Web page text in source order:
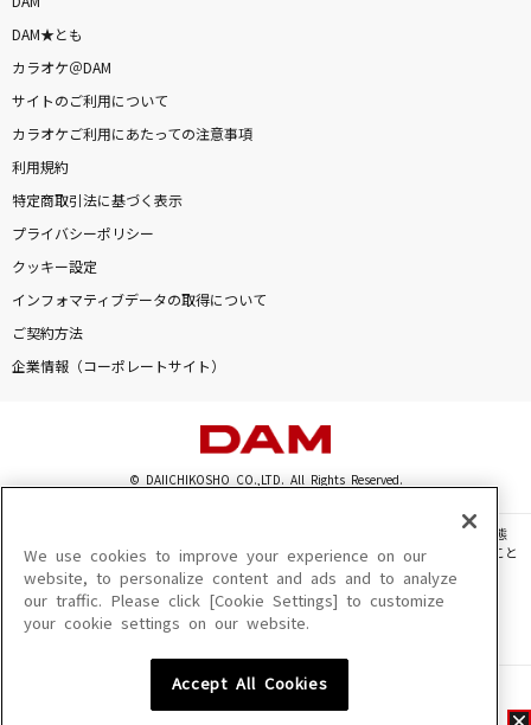
DAM★とも
カラオケ＠DAM
サイトのご利用について
カラオケご利用にあたっての注意事項
利用規約
特定商取引法に基づく表示
プライバシーポリシー
クッキー設定
インフォマティブデータの取得について
ご契約方法
企業情報（コーポレートサイト）
© DAIICHIKOSHO CO.,LTD. All Rights Reserved.
このサイトに掲載されている一切の文章・画像・写真・動画・音声等を、手段や形態
を問わず、著作権法の定める範囲を超えて無断で複製、転載、ファイル化などすること
を禁じます。
楽曲及びコンテンツは、機種によりご利用いただけない場合があります。
楽曲及びコンテンツの配信日、配信内容が変更になる場合があります。
We use cookies to improve your experience on our
website, to personalize content and ads and to analyze
our traffic. Please click [Cookie Settings] to customize
your cookie settings on our website.
Accept All Cookies